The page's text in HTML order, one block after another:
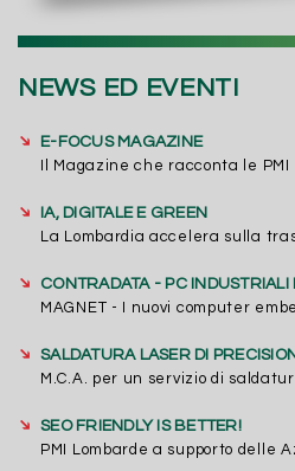
NEWS ED EVENTI
➔
E-FOCUS MAGAZINE
Il Magazine che racconta le PMI
➔
IA, DIGITALE E GREEN
La Lombardia accelera sulla
➔
CONTRADATA - PC INDUSTRIALI
MAGNET - I nuovi computer
➔
SALDATURA LASER DI
M.C.A. per un servizio di
➔
SEO FRIENDLY IS BETTER!
PMI Lombarde a supporto delle